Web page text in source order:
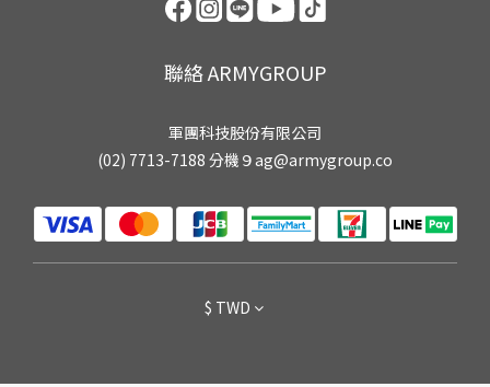
聯絡 ARMYGROUP
軍團科技股份有限公司
(02) 7713-7188 分機９ag@armygroup.co
$ TWD